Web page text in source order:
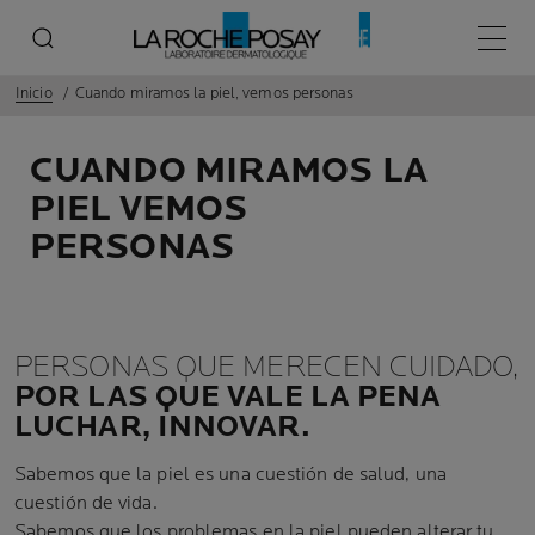
Menú
Inicio Cuando miramos la piel, vemos personas
CUANDO MIRAMOS LA
PIEL VEMOS
PERSONAS
PERSONAS QUE MERECEN CUIDADO,
POR LAS QUE VALE LA PENA
LUCHAR, INNOVAR.
Sabemos que la piel es una cuestión de salud, una
cuestión de vida.